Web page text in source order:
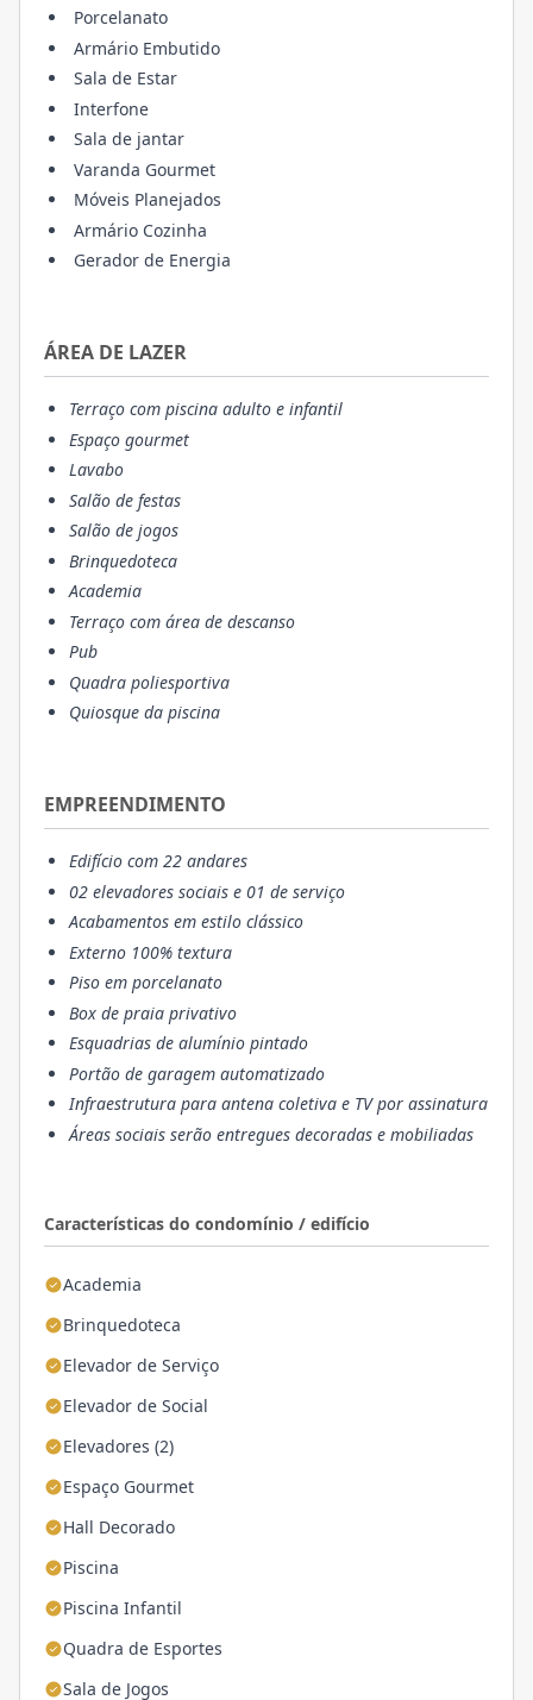
Características do condomínio / edifício
Academia
Brinquedoteca
Elevador de Serviço
Elevador de Social
Elevadores (2)
Espaço Gourmet
Hall Decorado
Piscina
Piscina Infantil
Quadra de Esportes
Sala de Jogos
Porcelanato
Armário Embutido
Sala de Estar
Interfone
Sala de jantar
Varanda Gourmet
Móveis Planejados
Armário Cozinha
Gerador de Energia
ÁREA DE LAZER
Terraço com piscina adulto e infantil
Espaço gourmet
Lavabo
Salão de festas
Salão de jogos
Brinquedoteca
Academia
Terraço com área de descanso
Pub
Quadra poliesportiva
Quiosque da piscina
EMPREENDIMENTO
Edifício com 22 andares
02 elevadores sociais e 01 de serviço
Acabamentos em estilo clássico
Externo 100% textura
Piso em porcelanato
Box de praia privativo
Esquadrias de alumínio pintado
Portão de garagem automatizado
Infraestrutura para antena coletiva e TV por assinatura
Áreas sociais serão entregues decoradas e mobiliadas